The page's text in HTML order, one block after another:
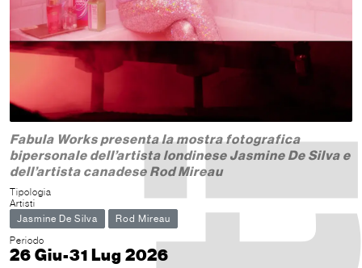
Fabula Works presenta la mostra fotografica
bipersonale dell’artista londinese Jasmine De Silva e
dell’artista canadese Rod Mireau
Tipologia
Artisti
Jasmine De Silva
Rod Mireau
Periodo
26 Giu-31 Lug 2026